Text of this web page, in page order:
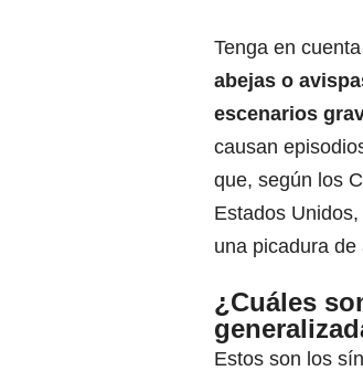
Tenga en
abejas o
escenarios
causan
que, según los
Estados Unidos,
una picadura de
¿Cuáles
Estos son los